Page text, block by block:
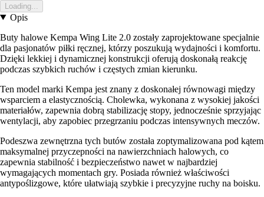
Loading...
Opis
Buty halowe Kempa Wing Lite 2.0 zostały zaprojektowane specjalnie
dla pasjonatów piłki ręcznej, którzy poszukują wydajności i komfortu.
Dzięki lekkiej i dynamicznej konstrukcji oferują doskonałą reakcję
podczas szybkich ruchów i częstych zmian kierunku.
Ten model marki Kempa jest znany z doskonałej równowagi między
wsparciem a elastycznością. Cholewka, wykonana z wysokiej jakości
materiałów, zapewnia dobrą stabilizację stopy, jednocześnie sprzyjając
wentylacji, aby zapobiec przegrzaniu podczas intensywnych meczów.
Podeszwa zewnętrzna tych butów została zoptymalizowana pod kątem
maksymalnej przyczepności na nawierzchniach halowych, co
zapewnia stabilność i bezpieczeństwo nawet w najbardziej
wymagających momentach gry. Posiada również właściwości
antypoślizgowe, które ułatwiają szybkie i precyzyjne ruchy na boisku.